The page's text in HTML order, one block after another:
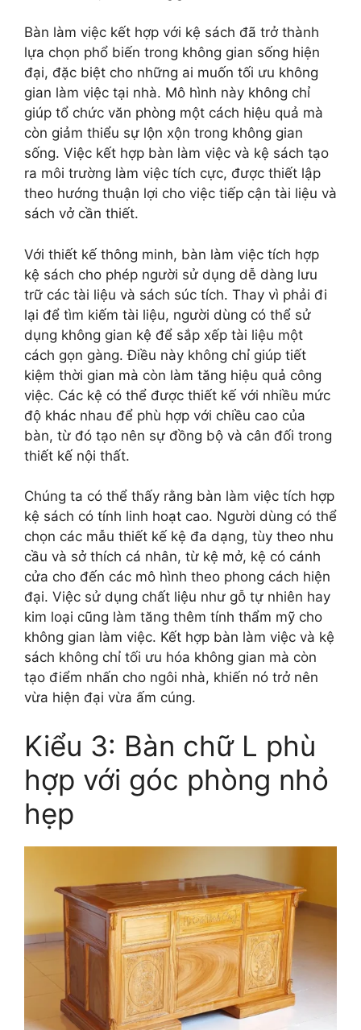
Bàn làm việc kết hợp với kệ sách đã trở thành
lựa chọn phổ biến trong không gian sống hiện
đại, đặc biệt cho những ai muốn tối ưu không
gian làm việc tại nhà. Mô hình này không chỉ
giúp tổ chức văn phòng một cách hiệu quả mà
còn giảm thiểu sự lộn xộn trong không gian
sống. Việc kết hợp bàn làm việc và kệ sách tạo
ra môi trường làm việc tích cực, được thiết lập
theo hướng thuận lợi cho việc tiếp cận tài liệu và
sách vở cần thiết.
Với thiết kế thông minh, bàn làm việc tích hợp
kệ sách cho phép người sử dụng dễ dàng lưu
trữ các tài liệu và sách súc tích. Thay vì phải đi
lại để tìm kiếm tài liệu, người dùng có thể sử
dụng không gian kệ để sắp xếp tài liệu một
cách gọn gàng. Điều này không chỉ giúp tiết
kiệm thời gian mà còn làm tăng hiệu quả công
việc. Các kệ có thể được thiết kế với nhiều mức
độ khác nhau để phù hợp với chiều cao của
bàn, từ đó tạo nên sự đồng bộ và cân đối trong
thiết kế nội thất.
Chúng ta có thể thấy rằng bàn làm việc tích hợp
kệ sách có tính linh hoạt cao. Người dùng có thể
chọn các mẫu thiết kế kệ đa dạng, tùy theo nhu
cầu và sở thích cá nhân, từ kệ mở, kệ có cánh
cửa cho đến các mô hình theo phong cách hiện
đại. Việc sử dụng chất liệu như gỗ tự nhiên hay
kim loại cũng làm tăng thêm tính thẩm mỹ cho
không gian làm việc. Kết hợp bàn làm việc và kệ
sách không chỉ tối ưu hóa không gian mà còn
tạo điểm nhấn cho ngôi nhà, khiến nó trở nên
vừa hiện đại vừa ấm cúng.
Kiểu 3: Bàn chữ L phù
hợp với góc phòng nhỏ
hẹp